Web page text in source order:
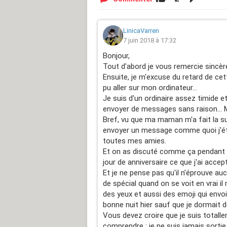
Seulement voilà , il a changé de
!!!
Au début je n'y croiyait pas, puis
Heureusement je ne me suis pas
retrouvé la moitiée de mes amies
Maintenant, je suis en troisième et
A l'heure qu'il est je ne l'ai pas
Est ce que je doit tenter de
Est ce qu'il m'aime ? (Je dois
dans la rue il est bizarre et moi
Il y a tout de même une chose dont
Il y a quelque chose que j'ai oublié
LinicaVarren
7 juin 2018 à 17:32
Bonjour,
Tout d'abord je vous remercie
Ensuite, je m'excuse du retard de
pu aller sur mon ordinateur...
Je suis d'un ordinaire assez timide
envoyer de messages sans raison...
Bref, vu que ma maman m'a fait la
envoyer un message comme quoi
toutes mes amies.
Et on as discuté comme ça
jour de anniversaire ce que j'ai
Et je ne pense pas qu'il n'éprouve
de spécial quand on se voit en vrai
des yeux et aussi des emoji qui
bonne nuit hier sauf que je dormait
Vous devez croire que je suis